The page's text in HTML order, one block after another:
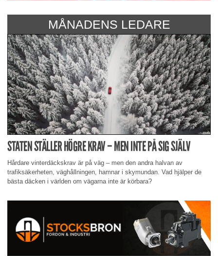
MÅNADENS LEDARE
STATEN STÄLLER HÖGRE KRAV – MEN INTE PÅ SIG SJÄLV
Hårdare vinterdäckskrav är på väg – men den andra halvan av
trafiksäkerheten, väghållningen, hamnar i skymundan. Vad hjälper de
bästa däcken i världen om vägarna inte är körbara?